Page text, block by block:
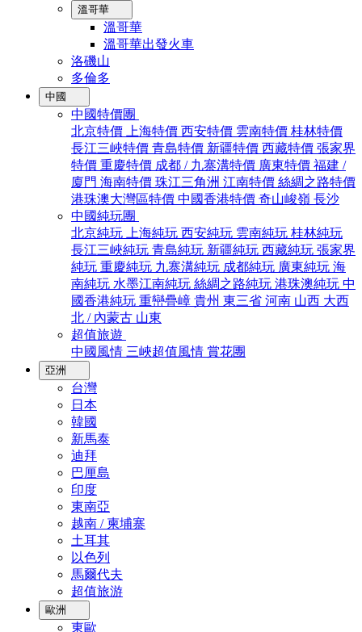
溫哥華
溫哥華
溫哥華出發火車
洛磯山
多倫多
中國
中國特價團
北京特價
上海特價 西安特價 雲南特價 桂林特價
長江三峽特價 青島特價 新疆特價 西藏特價 張家界
特價 重慶特價 成都 / 九寨溝特價 廣東特價 福建 /
廈門 海南特價 珠江三角洲 江南特價 絲綢之路特價
港珠澳大灣區特價 中國香港特價 奇山峻嶺 長沙
中國純玩團
北京純玩
上海純玩 西安純玩 雲南純玩 桂林純玩
長江三峽純玩 青島純玩 新疆純玩 西藏純玩 張家界
純玩 重慶純玩 九寨溝純玩 成都純玩 廣東純玩 海
南純玩 水墨江南純玩 絲綢之路純玩 港珠澳純玩 中
國香港純玩 重巒疊嶂 貴州 東三省 河南 山西 大西
北 / 內蒙古 山東
超值旅遊
中國風情 三峽超值風情 賞花團
亞洲
台灣
日本
韓國
新馬泰
迪拜
巴厘島
印度
東南亞
越南 / 柬埔寨
土耳其
以色列
馬爾代夫
超值旅游
歐洲
東歐